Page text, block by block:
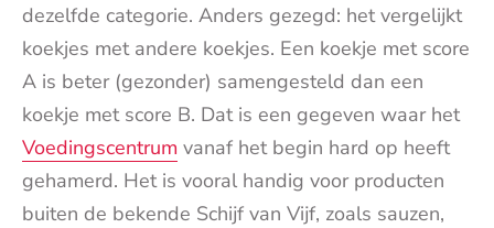
dezelfde categorie. Anders gezegd: het vergelijkt
koekjes met andere koekjes. Een koekje met score
A is beter (gezonder) samengesteld dan een
koekje met score B. Dat is een gegeven waar het
Voedingscentrum vanaf het begin hard op heeft
gehamerd. Het is vooral handig voor producten
buiten de bekende Schijf van Vijf, zoals sauzen,